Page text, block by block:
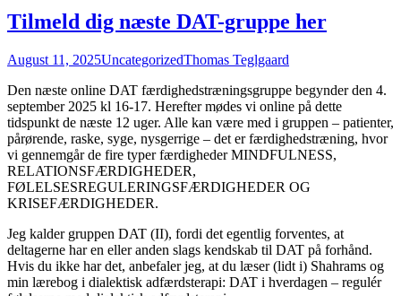
Tilmeld dig næste DAT-gruppe her
August 11, 2025UncategorizedThomas Teglgaard
Den næste online DAT færdighedstræningsgruppe begynder den 4.
september 2025 kl 16-17. Herefter mødes vi online på dette
tidspunkt de næste 12 uger. Alle kan være med i gruppen – patienter,
pårørende, raske, syge, nysgerrige – det er færdighedstræning, hvor
vi gennemgår de fire typer færdigheder MINDFULNESS,
RELATIONSFÆRDIGHEDER,
FØLELSESREGULERINGSFÆRDIGHEDER OG
KRISEFÆRDIGHEDER.
Jeg kalder gruppen DAT (II), fordi det egentlig forventes, at
deltagerne har en eller anden slags kendskab til DAT på forhånd.
Hvis du ikke har det, anbefaler jeg, at du læser (lidt i) Shahrams og
min lærebog i dialektisk adfærdsterapi: DAT i hverdagen – regulér